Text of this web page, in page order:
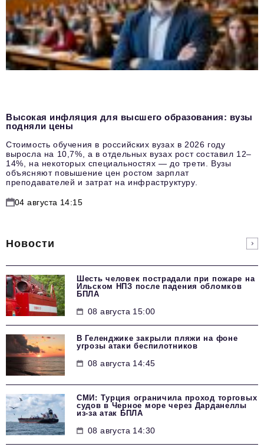
Высокая инфляция для высшего образования: вузы
подняли цены
Стоимость обучения в российских вузах в 2026 году
выросла на 10,7%, а в отдельных вузах рост составил 12–
14%, на некоторых специальностях — до трети. Вузы
объясняют повышение цен ростом зарплат
преподавателей и затрат на инфраструктуру.
04 августа 14:15
Новости
Шесть человек пострадали при пожаре на
Ильском НПЗ после падения обломков
БПЛА
08 августа 15:00
В Геленджике закрыли пляжи на фоне
угрозы атаки беспилотников
08 августа 14:45
СМИ: Турция ограничила проход торговых
судов в Черное море через Дарданеллы
из-за атак БПЛА
08 августа 14:30